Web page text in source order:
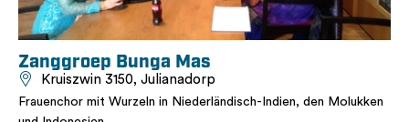
Zanggroep Bunga Mas
Kruiszwin 3150, Julianadorp
Frauenchor mit Wurzeln in Niederländisch-Indien, den Molukken